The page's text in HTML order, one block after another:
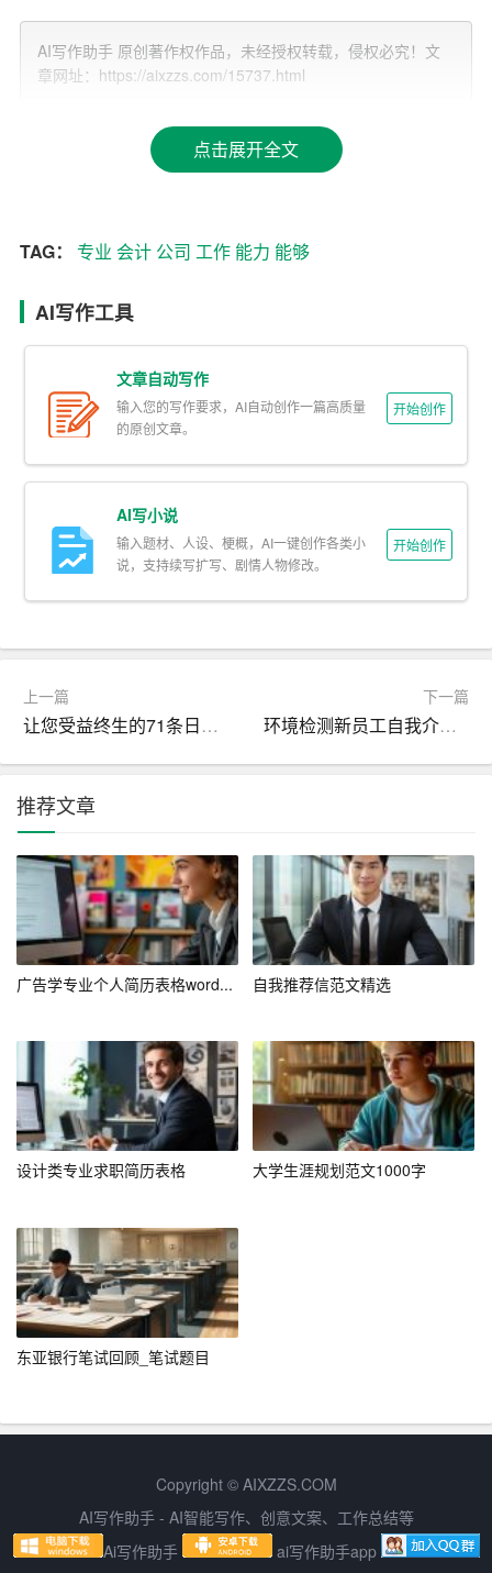
在大学期间，我系统地学习了会计学、财务管理、审计学
等相关课程，掌握了扎实的理论基础。此外，我还积极参
与各类会计实训和模拟操作，积累了丰富的实践经验。在
赛中荣获二等奖，这充分证明了我的专业能力
毕业后，我曾在XX公司担任会计一职，主要负责日常账务
处理、财务报表编制、税务申报等工作。在此期间，我严
格按照会计准则和公司财务制度进行操作，确保账务处理
用友、金蝶等财务软件的使用，并具备较强的数据分析能
在XX公司工作期间，我参与了公司年度财务审计工作，协
完整性。此外，我还负责编制月度、季度和年度财务报
表，为公司管理层提供决策依据。通过这些工作，我不仅
作为一名会计人员，我深知职业道德和职业素养的重要
真实性和可靠性。同时，我注重细节，善于发现和解决问
题，能够在复杂的工作环境中保持冷静和高效。
此外，我还具备较强的学习能力和适应能力。面对不断变
化的财务政策和税收法规，我能够及时学习和掌握，并将
其应用到实际工作中。在快速变化的工作环境中，我能够
迅速适应新环境和新任务，确保工作的顺利进行。
贵公司作为行业内的领军企业，拥有良好的企业文化和广
阔的发展前景。通过查阅贵公司的相关资料，我了解到贵
公司在财务管理方面有着严格的管理制度和先进的管理理
念，这让我对贵公司充满了向往和期待。
经验，认真履行岗位职责，努力为公司创造价值。同时，
我也希望能够通过贵公司这个平台，不断提升自身的专业
素养和综合能力，实现个人和公司的共同发展。
五、结语
景、工作经验和个人能力，我能够胜任贵公司会计一职，
一步交流，展示我的能力和潜力。
附件中是我的个人简历和相关证书复印件，供您参考。如
AI写作助手 原创著作权作品，未经授权转载，侵权必究！文
章网址：https://aixzzs.com/15737.html
点击展开全文
TAG： 专业 会计 公司 工作 能力 能够
AI写作工具
文章自动写作
输入您的写作要求，AI自动创作一篇高质量
的原创文章。
开始创作
AI写小说
输入题材、人设、梗概，AI一键创作各类小
说，支持续写扩写、剧情人物修改。
开始创作
上一篇
让您受益终生的71条日常礼仪_如何写求职信
下一篇
环境检测新员工自我介绍范文
推荐文章
广告学专业个人简历表格word... 自我推荐信范文精选
设计类专业求职简历表格 大学生涯规划范文1000字
东亚银行笔试回顾_笔试题目
Copyright © AIXZZS.COM
AI写作助手 - AI智能写作、创意文案、工作总结等
Ai写作助手
ai写作助手app